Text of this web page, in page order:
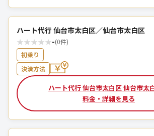
ハート代行 仙台市太白区／仙台市太白区
★★★★★-(0件)
初乗り
決済方法
ハート代行 仙台市太白区 仙台市太
料金・詳細を見る